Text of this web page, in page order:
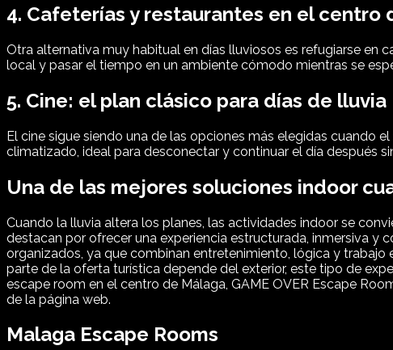
4. Cafeterías y restaurantes en el centro
Otra alternativa muy habitual en días lluviosos es refugiarse en
local y pasar el tiempo en un ambiente cómodo mientras se
5. Cine: el plan clásico para días de lluvia
El cine sigue siendo una de las opciones más elegidas cuando
climatizado, ideal para desconectar y continuar el día después
Una de las mejores soluciones indoor
Cuando la lluvia altera los planes, las actividades indoor se
destacan por ofrecer una experiencia estructurada, inmersiva
organizados, ya que combinan entretenimiento, lógica y
parte de la oferta turística depende del exterior, este tipo de
escape room en el centro de Málaga, GAME OVER Escape
de la página web.
Malaga Escape Rooms